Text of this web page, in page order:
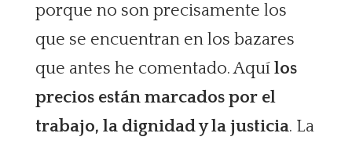
porque no son precisamente los
que se encuentran en los bazares
que antes he comentado. Aquí los
precios están marcados por el
trabajo, la dignidad y la justicia. La